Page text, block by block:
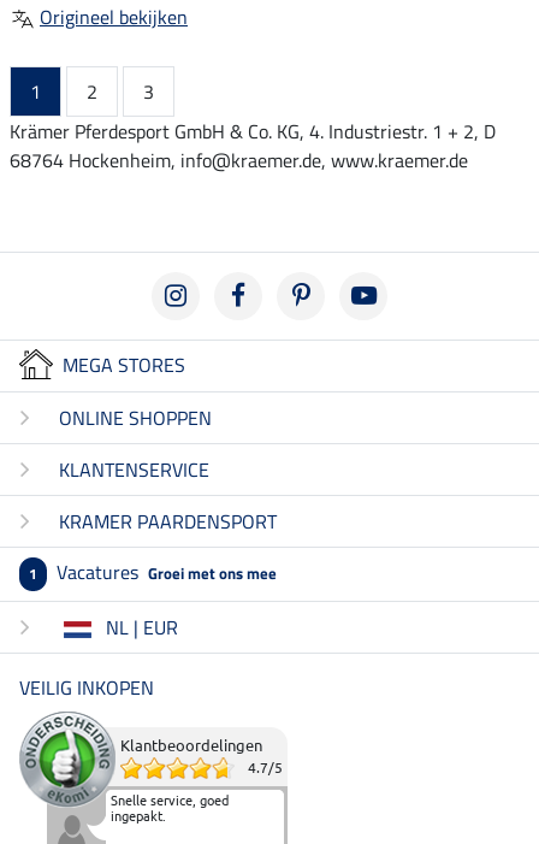
Origineel bekijken
1 2
3
Krämer Pferdesport GmbH & Co. KG, 4. Industriestr. 1 + 2, D
68764 Hockenheim, info@kraemer.de, www.kraemer.de
MEGA STORES
ONLINE SHOPPEN
KLANTENSERVICE
KRAMER PAARDENSPORT
1 Vacatures Groei met ons mee
NL | EUR
VEILIG INKOPEN
Klantbeoordelingen
4.7/5
Snelle service, goed
ingepakt.